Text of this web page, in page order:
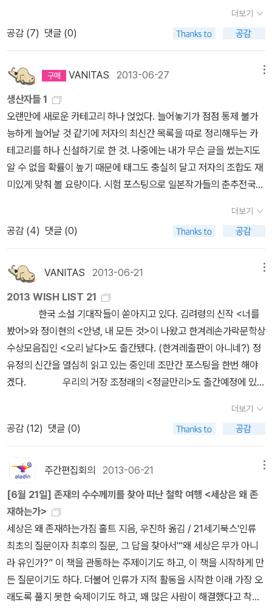
이다. 아이들이 없으니 기차표를 구하는 것도 한결 더 여유로웠다. 정
늦게 알아보아도 표가 있었다. 평소엔 애들 때문에 고려도 하지 못했
던 새마을과 무궁화를 중심으로 알아봤다. 고속열차에 비해 1시간, 2
시간 가량 늦게 도착하지만 비용은 훨씬 더 쌌다.그렇게 저렴한 비용
으로 기차를 예매해두었는데, 고향 친구(대학 동기)와 통화 하다가 그
없다면 새벽에 내려가는 것도 가능하다. 게대가 기찻값도 아끼고, 오
랜만에 걔네와 수다도 떨고 마치 여행이라도 떠나는 기분으로 갈 수
자리를 예약했다.게다가 이번 추석엔 어머니가 어쩐 일로 먼저 우리
끼리 어디 여행이라도 다녀오자고 제안했다. 아직 입금이 되진 않았
원되니, 그 돈으로 짧게 놀다와야겠다 싶었다. 아직 어딜 갈지는 정하
지 못했는데, 어머니가 원하는 곳으로 갈 생각이다.아직 짐을 싸지 않
았는데, 며칠 전부터 무슨 책을 가져갈지 고민하고 있었다. 한 권을 가
져갈지, 두 권을 가져갈지. 가방이 작아서 두 권은 무리다 싶어 한 권
으로 정하려는데, 최근에 구매한 책이 좀 많아서 결정하기 쉽지 않았
다. 이책 저책을 놓고 저울질하다 다카노 가즈아키의 [13 계단]으로
정했다. 최근 다시 읽은 [제노사이드]의 영향이 컸다. 얼른 이 책을 다
읽고 [KN의 비극]도 읽어야지. 자, 이제 씻고 애들 만나러 가야겠다.
금 막 다카노 가즈아키의 <13계단>을 읽었습니다. 얼마 전에 같은 작
가의 <제노사이드>를 읽었습니다. <제노사이드>를 무척 재미있게
읽었습니다만, 전작을 읽고 싶다는 생각은 들지 않았습니다. '<제노
사이드>가 괜찮으니 다른 작품도 한 번 읽어볼까?' 라는 생각으로 <1
3계단>을 선택했습니다. 선정기준은 <13계단>은 '에도가와 란포상
수상작' 이기 때문입니다. 저는 상받은 작품을 좋아합니다. 상또한 제
게는 하나의 보증입니다. 물론 상받은 작품이 모두 좋지는 않습니다.
언제나 예외는 존재합니다. 결론을 말씀드리자면 다카노 가즈아키
의 전작을 읽고 싶어졌습니다. <13계단>은 처녀작이라는 것이 믿어
지지 않을 만큼 훌륭했습니다. 집필에 2개월이 채 걸리지 않았다고
합니다. 작품마다 테마에 관한 전반적인 참고문헌 검토와 세부문헌과
하고 조사해서 소설을 씁니다. 소설을 읽으면서 그 테마에 대해 많은
라면 모조리 읽을 만합니다. 재미도 있고, 유익하기도 합니다. <13계
알 수 있듯이 인류의 '집단학살' 을 테마로 다룹니다. 이 외에도 '인공
유산' 을 테마로 다룬 <K.N.의 비극>, '자살' 을 다룬 <유령 인명 구조
대> 읽어보고 싶습니다. 작가의 두번째 작품 <그레이브 디거>과 <6
시간 후 너는 죽는다> 도요. 벌써 기대가 됩니다. 아마도 다카노 가
즈아키는 저를 실망시키지 않을겁니다. 저는 이 부분에서 꽤 정확합
럼 <모방범>에 등장하는 인물들의 이야기는 소설전체와 어떤 유기적
관계를 맺지도 못하는 모래알 같았다. <모방범>을 읽는 내내 먼저 읽
가 아닌 사전찾기나 색인찾아보기 작업이 되어버린 <모방범>읽기는
2권째 읽다가 포기해 버렸고 이 경험으로 한동안 일본추리소설은 재
미없고 지루해라는 선입견이 생기고 말았다. 일본 장르소설에 대한
흥미가 사라진 다음에도 인터넷 서점을 검색하다보면 자주 튀어나오
는 히가시노 게이고나 <나미야 잡화점의 기적>에 대한 호평이 눈에
밟혔다. 그런 호평들 중에는 한국에서 무라카미 하루키를 넘어서는
작가라는 수식을 단 기사들이 그의 작품에 대한 관심을 크게 자극했
이었는데 검색할 때마다 대출중인데다가 예약이 몇 명 씩 붙어 있었
다. 얼마전 직장 부근에 작은 도서관이 생겨 방문했다가 <나미야 잡
화점의 기적>을 입수한 뒤로 일본추리소설의 매력에 푹 빠진 여름이
시작되었다. 올여름 초입부터 9월까지 장르소설 몇 편에 대해 간략한
감상평을 적어 본다. 감상평을 써 놓고 나니 책 광고 같기도 함. 이 감
상편은 지극히 개인적인 소견임. 1. <나미야 잡화점의 기적> 히가시
노 게이고(양윤옥 옮김) 살아오면서 읽은 최고의 소설 다섯 가지를 꼽
으라면 이<나미야 잡화점의 기적>을 넣고 싶다. 읽으면서 눈시울이
뜨거워 붉어지는 카타르시스를 경험하게 한 소설은 아사다 지로의 단
편 <철도원>이후 처음이다. 오락성과 작품성을 모두 겸비한 최고의
소설이다. 현실과 과거를 잊는 종이편지라는 설정이 독창적인 것은
과 이야기를 적지 않는다. 중고등학교 시절 가슴 두근거리며 쓴 펜팔
가는 편지에 희망과 사랑을 담는 따뜻한 이야기를 엮어 놓았다. 일본
부동산 버블이 붕괴하던 과거와 현대, 그리고 환광원이라는 고아원
출신의 다양한 캐릭터들이 잘 짜여진 톱니바퀴처럼 굴러가는 기가막
힌 소설.. 무엇보다 좋았던 건 요즘 한국소설에서 잘 찾아볼 수 없었던
서사의 힘을 다시 느낄 수 있어 좋았다. 재미와 감동 두마리 토끼를
다 잡을 수 있는 최고의 작품. 누구한테나 추천하고 싶다. 2. <용의
자 X의 헌신> 히가시노 게이고 이 소설도 너무 재미있게 읽었다. 추
리소설을 가장한 사랑이야기. 사랑의 형태와 변주의 극단이 어느정도
까지 갈 수 있는지 실감할 수 있다. 수학이라는 이데아에 탐닉하다가
척 덥다.챙겨갔던 '눈알 수집가'를 읽고 있었다.더위를 잘 견딘다고 생
각했지만, 해가 다르게 덥게 느껴진다.땀으로 목욕을 하다시피하고
시원한 사무실에 앉아 있으니 좀 살것 같다. 역시나 7월이 되니 구입
하고 싶은 책들이 쌓여간다. 갖고 있거나올 책이거나읽고 싶은 책이
거나하는 책들이다. 오랜만에 새로운 시집도 눈에 띈다. 조정래
작가의 새로운 신작도 눈에 띄어 어서 구입해 읽고 싶다.이번엔 또 어
떤 이야기로 우리들의 마음을 빼앗아갈까. 제18회 한겨레문학상
수상작과 우수상을 받은 책들도 보인다. 요즘 월,화
드라마 중 '불의 여신 정이'를 챙겨 보고 있는데, 드라마에서는 조선의
여자 사기장에 대한 이야기가 나온다. 그렇기 때문일까, 신작 목록을
보니 백파선 이라는 신간이 출판사 별로 보인다. 이 많은 책들
을 다 어쩌지?다 보고 싶고, 갖고 싶은데.시원한 곳에 앉아 하루 종일
이 책들을 읽는다면, 더위 쯤은 저만큼 날려버릴텐데.
더보기
공감 (7) 댓글 (0)
VANITAS 2013-06-27
생산자들 1
오랜만에 새로운 카테고리 하나 얹었다. 늘어놓기가 점점 통제 불가
능하게 늘어날 것 같기에 저자의 최신간 목록을 따로 정리해두는 카
테고리를 하나 신설하기로 한 것. 나중에는 내가 무슨 글을 썼는지도
알 수 없을 확률이 높기 때문에 태그도 충실히 달고 저자의 조합도 재
미있게 맞춰 볼 요량이다. 시험 포스팅으로 일본작가들의 춘추전국을
[ 무라카미 하루키 ]7월 문학계를 가장 핫하게 달굴 작가는
역시 무라카미 하루키일 것이다. 그를 좋아하든 싫어하든 작품은 당
분간 베스트셀러 목록에서 오르내릴 것이고, 다양한 후일담을 쏟아
낼 것이다. 직전에 번역 된 작품은 <잠>이라는 소설이었다. <1Q84
>이후 새 작품이 나오기까지 목마름을 달랠 작품인 듯 하다. 솔직히
하루키 작품보다 정유정이나 김려령, 정이현의 신간이 더 많이 팔리
길 바라는 마음이다. [ 미야베 미유키 ]미미여사의 신간도 이제
세 권이 다 완간됐다. <모방범> 이후로 꽤나 기대되는 사회소설인데,
학교문제를 다뤄서 그런가 선뜻 손이가지는 않는다. 일단은 1권을 읽
어볼 생각이다. 시대물인 <진상>, 한국영화로도 제작된 <화차>가 최
근 주목할만 한 미야베 미유키의 작품이다. [ 히가시노 게이
고 ]말해서 무엇하랴. <백야행>부터 시작된 그의 인기 고공행진은 식
을 줄은 모른다. 물론 영화는 참패했지만, 소설의 힘은 어느 작가보다
나보다. 주로 현대문학, 재인에서 게이고의 책을 많이 번역하고있다.
역자는 양윤옥, 김난주, 양억관, 이혁재가 거의 로테이션으로 하는 듯
하다. 뭐 인지도 있는 작가이다보니 인지도 있는 번역이 좋은 거겠지.
개인적으로 <방황하는 칼날>을 재미있게 읽었었다. [ 오쿠
다 히데오 ]임순례 감독의 손에 의해 오쿠다 히데오의 <남쪽으로 튀
어>가 기대이하의 흥행을 하면서 오쿠다 히데오의 소설도 별 주목을
받지 못했다. 어쨌든 그의 신간인 <소문의 여자>가 번역 돼 나왔고,
<쥰 페이, 다시 생각해!>도 같은 시기에 번역됐다. [ 다카노
더보기
공감 (4) 댓글 (0)
VANITAS 2013-06-21
2013 WISH LIST 21
한국 소설 기대작들이 쏟아지고 있다. 김려령의 신작 <너를
봤어>와 정이현의 <안녕, 내 모든 것>이 나왔고 한겨레손가락문학상
수상모음집인 <오리 날다>도 출간됐다. (한겨레출판이 아니네?) 정
유정의 신간을 열심히 읽고 있는 중인데 조만간 포스팅을 한번 해야
겠다. 우리의 거장 조정래의 <정글만리>도 출간예정에 있
한다. 7월 17일이 발매일이니 아직도 한참 남았다. 믿고 보는 작가니
까 미리 소개해도 되겠지? 환상물로 김지우의 <달을 사랑한 괴
물>을 골랐다. 2권까지 나왔을 때 추가적으로 더 나온다고 하여 소개
를 미뤘다. 완간이 됐으니 세트와 함께 올려둔다. 왠만하면 환상물 멀
져 나왔다. 다카도 가즈아키의 신작과 무라카미류의 <최후의 가족>
에쿠니 가오리의 <한낮인데 어두운 방> 이렇게 세 권이다. 그 중에서
는 역시 내 스타일로 다카노 가즈아키의 작품이 손에 들린다. 에쿠니
가오리는 여성독자들의 지지를 받고 있는데, <냉정과 열정사이>때문
이 아닐까 싶다. 이 주에도 일본소설이 강세다. 소개하고싶
은 책이 더 있다. 누쿠이 도쿠로의 <신월담>과 사쿠라바 카즈키의 <
고야> 그리고 나쓰메 소세키의 <쿠사마쿠라>다. <고야>의 경우 또
더보기
공감 (12) 댓글 (0)
주간편집회의 2013-06-21
[6월 21일] 존재의 수수께끼를 찾아 떠난 철학 여행 <세상은 왜 존
재하는가>
세상은 왜 존재하는가짐 홀트 지음, 우진하 옮김 / 21세기북스'인류
최초의 질문이자 최후의 질문, 그 답을 찾아서'“왜 세상은 무가 아니
라 유인가?” 이 책을 관통하는 주제이기도 하고, 이 책을 시작하게 만
든 질문이기도 하다. 더불어 인류가 지적 활동을 시작한 이래 가장 오
래도록 풀지 못한 숙제이기도 하고, 꽤 많은 사람이 해결했다고 착각